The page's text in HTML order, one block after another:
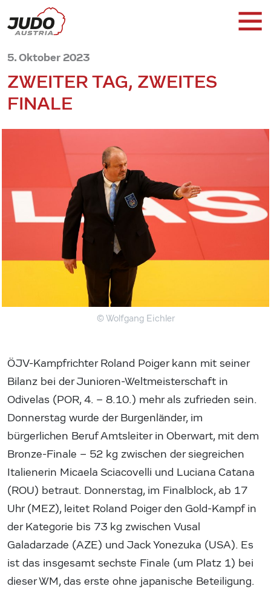
5. Oktober 2023
ZWEITER TAG, ZWEITES
FINALE
© Wolfgang Eichler
ÖJV-Kampfrichter Roland Poiger kann mit seiner
Bilanz bei der Junioren-Weltmeisterschaft in
Odivelas (POR, 4. – 8.10.) mehr als zufrieden sein.
Donnerstag wurde der Burgenländer, im
bürgerlichen Beruf Amtsleiter in Oberwart, mit dem
Bronze-Finale – 52 kg zwischen der siegreichen
Italienerin Micaela Sciacovelli und Luciana Catana
(ROU) betraut. Donnerstag, im Finalblock, ab 17
Uhr (MEZ), leitet Roland Poiger den Gold-Kampf in
der Kategorie bis 73 kg zwischen Vusal
Galadarzade (AZE) und Jack Yonezuka (USA). Es
ist das insgesamt sechste Finale (um Platz 1) bei
dieser WM, das erste ohne japanische Beteiligung.